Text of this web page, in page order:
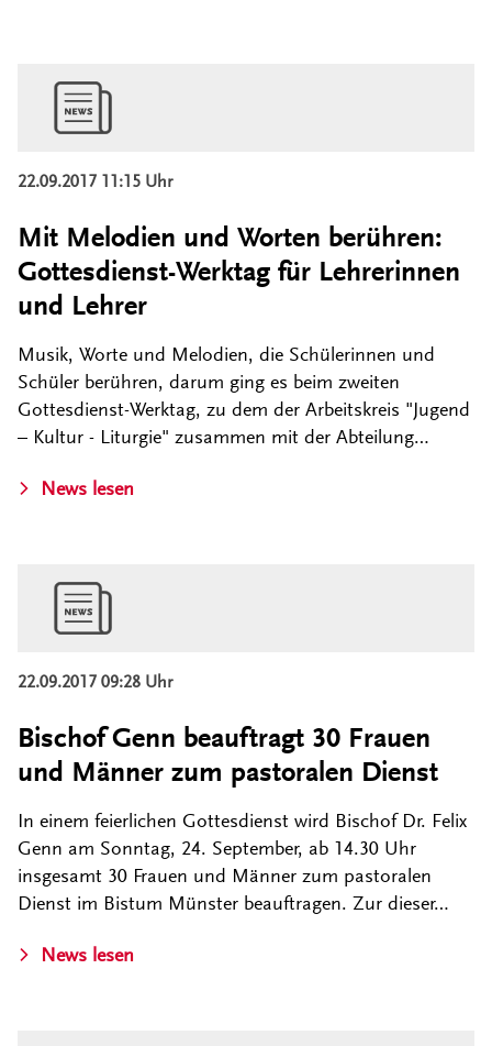
22.09.2017 11:15 Uhr
Mit Melodien und Worten berühren:
Gottesdienst-Werktag für Lehrerinnen
und Lehrer
Musik, Worte und Melodien, die Schülerinnen und
Schüler berühren, darum ging es beim zweiten
Gottesdienst-Werktag, zu dem der Arbeitskreis "Jugend
– Kultur - Liturgie" zusammen mit der Abteilung…
News lesen
22.09.2017 09:28 Uhr
Bischof Genn beauftragt 30 Frauen
und Männer zum pastoralen Dienst
In einem feierlichen Gottesdienst wird Bischof Dr. Felix
Genn am Sonntag, 24. September, ab 14.30 Uhr
insgesamt 30 Frauen und Männer zum pastoralen
Dienst im Bistum Münster beauftragen. Zur dieser…
News lesen